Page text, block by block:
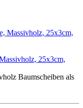
25x3cm,
Baumscheiben als